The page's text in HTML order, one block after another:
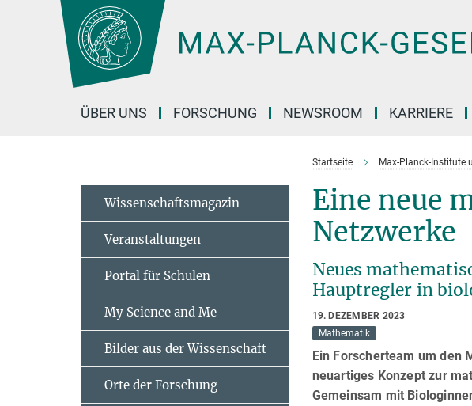
Hauptinhalt
ÜBER UNS FORSCHUNG NEWSROOM KARRIERE
Startseite Max-Planck-Institute
Eine neue
Netzwerke
Neues
Hauptregler in
19. DEZEMBER 2023
Mathematik
Ein Forscherteam um den
neuartiges Konzept zur
Gemeinsam mit
Wissenschaftsmagazin
Veranstaltungen
Portal für Schulen
My Science and Me
Bilder aus der Wissenschaft
Orte der Forschung